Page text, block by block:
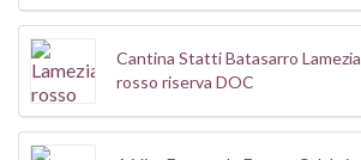
Cantina Statti Batasarro Lamezia
rosso riserva DOC